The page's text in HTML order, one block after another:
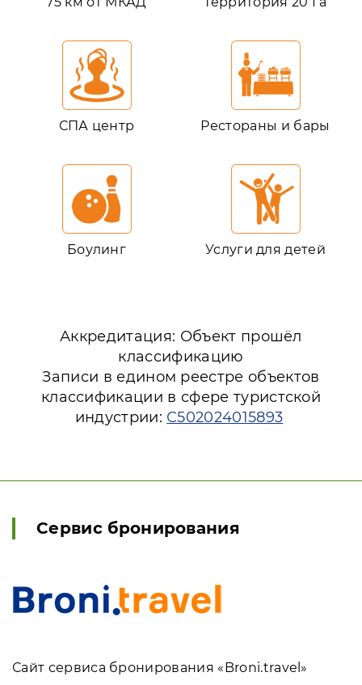
СПА центр Рестораны и бары
Боулинг Услуги для детей
Аккредитация: Объект прошёл
классификацию
Записи в едином реестре объектов
классификации в сфере туристской
индустрии: С502024015893
Сервис бронирования
Сайт сервиса бронирования «Broni.travel»